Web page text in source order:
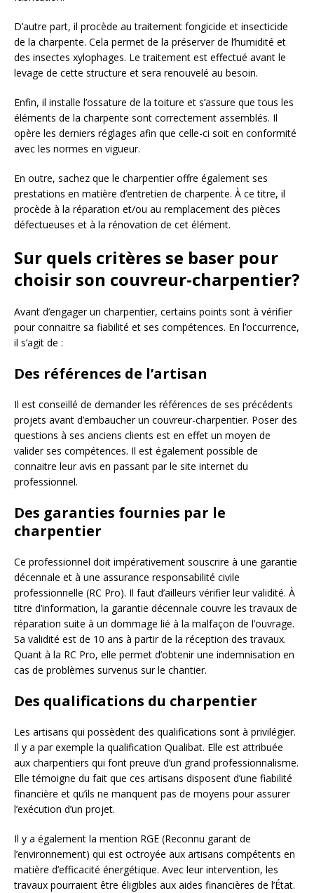
D’autre part, il procède au traitement fongicide et insecticide
de la charpente. Cela permet de la préserver de l’humidité et
des insectes xylophages. Le traitement est effectué avant le
levage de cette structure et sera renouvelé au besoin.
Enfin, il installe l’ossature de la toiture et s’assure que tous les
éléments de la charpente sont correctement assemblés. Il
opère les derniers réglages afin que celle-ci soit en conformité
avec les normes en vigueur.
En outre, sachez que le charpentier offre également ses
prestations en matière d’entretien de charpente. À ce titre, il
procède à la réparation et/ou au remplacement des pièces
défectueuses et à la rénovation de cet élément.
Sur quels critères se baser pour
choisir son couvreur-charpentier?
Avant d’engager un charpentier, certains points sont à vérifier
pour connaitre sa fiabilité et ses compétences. En l’occurrence,
il s’agit de :
Des références de l’artisan
Il est conseillé de demander les références de ses précédents
projets avant d’embaucher un couvreur-charpentier. Poser des
questions à ses anciens clients est en effet un moyen de
valider ses compétences. Il est également possible de
connaitre leur avis en passant par le site internet du
professionnel.
Des garanties fournies par le
charpentier
Ce professionnel doit impérativement souscrire à une garantie
décennale et à une assurance responsabilité civile
professionnelle (RC Pro). Il faut d’ailleurs vérifier leur validité. À
titre d’information, la garantie décennale couvre les travaux de
réparation suite à un dommage lié à la malfaçon de l’ouvrage.
Sa validité est de 10 ans à partir de la réception des travaux.
Quant à la RC Pro, elle permet d’obtenir une indemnisation en
cas de problèmes survenus sur le chantier.
Des qualifications du charpentier
Les artisans qui possèdent des qualifications sont à privilégier.
Il y a par exemple la qualification Qualibat. Elle est attribuée
aux charpentiers qui font preuve d’un grand professionnalisme.
Elle témoigne du fait que ces artisans disposent d’une fiabilité
financière et qu’ils ne manquent pas de moyens pour assurer
l’exécution d’un projet.
Il y a également la mention RGE (Reconnu garant de
l’environnement) qui est octroyée aux artisans compétents en
matière d’efficacité énergétique. Avec leur intervention, les
travaux pourraient être éligibles aux aides financières de l’État.